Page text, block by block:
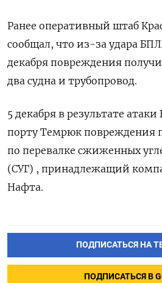
Ранее оперативный штаб
сообщал, что из-за удара
‍декабря повреждения
два судна и трубопровод.
5 ‍декабря в результате
порту Темрюк повреждения
⁠по перевалке сжиженных
(СУГ) , принадлежащий
Нафта.
ПОДПИСАТЬСЯ НА
ПОДПИСАТЬСЯ В